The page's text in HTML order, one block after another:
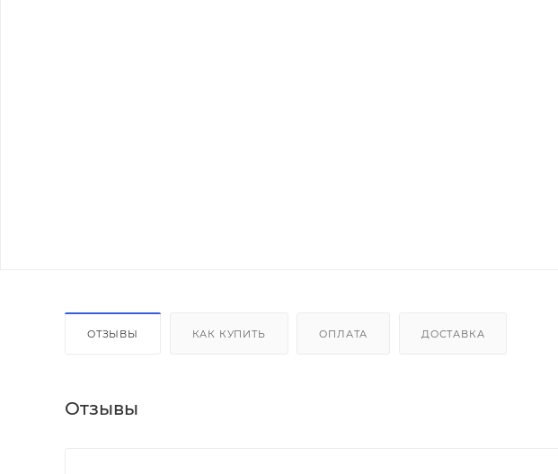
ОТЗЫВЫ КАК КУПИТЬ ОПЛАТА ДОСТАВКА
Отзывы